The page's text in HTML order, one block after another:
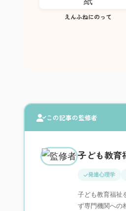
えんふねにのって
この記事の監修者
子ども教育
発達心理学
子ども教育福祉
ず専門機関への